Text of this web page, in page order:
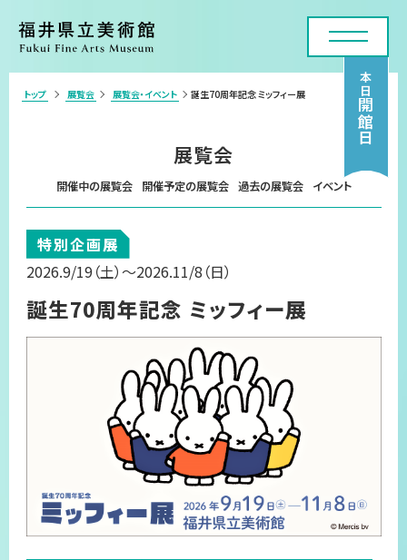
本日
開館日
各種申請・実技講座
コレクション
美術館について
お問い合わせフォーム
プライバシーポリシー
トップ 展覧会 展覧会・イベント 誕生70周年記念 ミッフィー展
展覧会
開催中の展覧会 開催予定の展覧会 過去の展覧会 イベント
特別企画展
2026.9/19（土） ～2026.11/8 （日）
誕生70周年記念 ミッフィー展